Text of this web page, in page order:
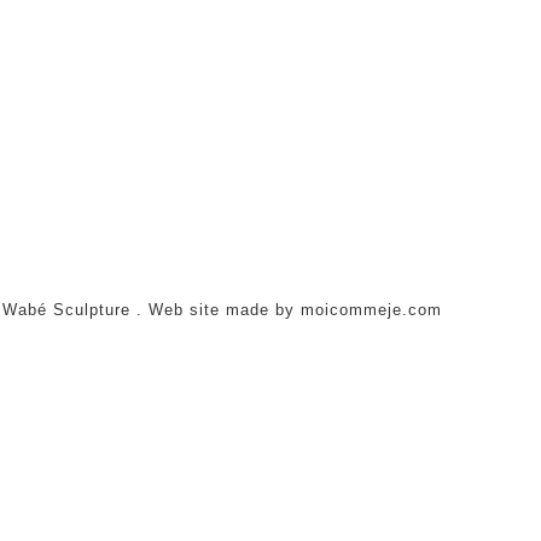
Sculpture . Web site made by moicommeje.com